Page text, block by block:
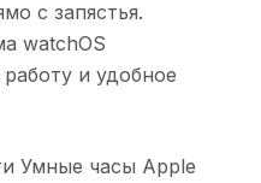
с запястья.
watchOS
и удобное
Умные часы Apple